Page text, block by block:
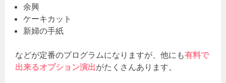
余興
ケーキカット
新婦の手紙
などが定番のプログラムになりますが、他にも有料で
出来るオプション演出がたくさんあります。